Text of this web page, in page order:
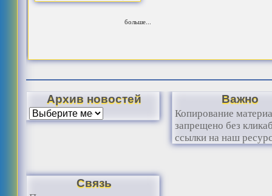
больше...
Архив новостей Важно
Копирование
запрещено без
ссылки на наш
Связь